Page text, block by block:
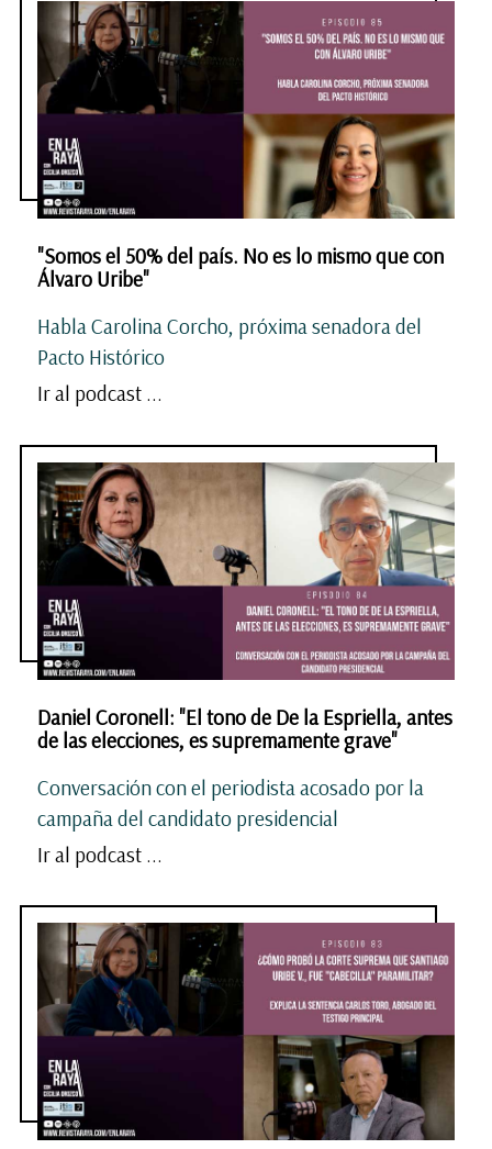
"Somos el 50% del país. No es lo mismo que con
Álvaro Uribe"
Habla Carolina Corcho, próxima senadora del
Pacto Histórico
Ir al podcast ...
Daniel Coronell: "El tono de De la Espriella, antes
de las elecciones, es supremamente grave"
Conversación con el periodista acosado por la
campaña del candidato presidencial
Ir al podcast ...